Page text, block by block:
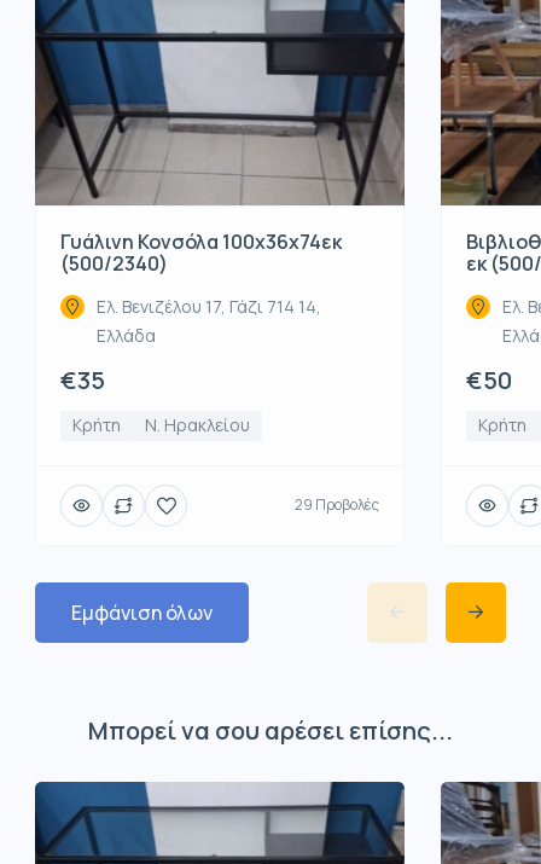
Γυάλινη Κονσόλα 100x36x74εκ
(500/2340)
Ελ. Βενιζέλου 17, Γάζι 714 14,
Ελλάδα
€35
Κρήτη Ν. Ηρακλείου
29 Προβολές
εκ
Ελ.
€50
Κρήτη
Εμφάνιση όλων
Μπορεί να σου αρέσει επίσης...